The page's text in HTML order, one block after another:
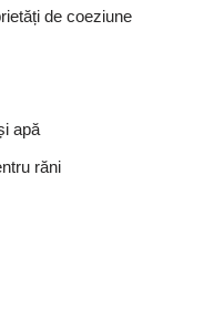
de coeziune
apă
răni